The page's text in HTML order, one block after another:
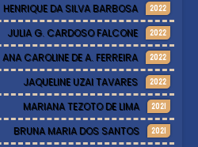
HENRIQUE DA SILVA BARBOSA 2022
JULIA G. CARDOSO FALCONE 2022
ANA CAROLINE DE A. FERREIRA 2022
JAQUELINE UZAI TAVARES 2022
MARIANA TEZOTO DE LIMA 2021
BRUNA MARIA DOS SANTOS 2021